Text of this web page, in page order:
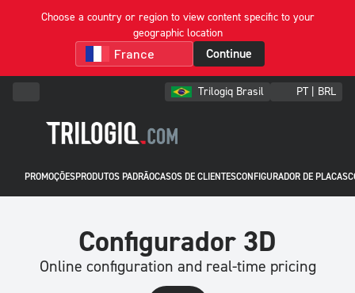
Choose a country or region to view content specific to your
geographic location
Continue
Trilogiq Brasil PT | BRL
PROMOÇÕESPRODUTOS PADRÃOCASOS DE CLIENTESCONFIGURADOR DE PLACAS
Configurador 3D
Online configuration and real-time pricing